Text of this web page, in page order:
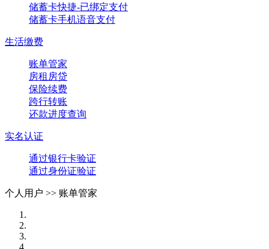
储蓄卡快捷-已绑定支付
储蓄卡手机语音支付
生活缴费
账单管家
房租房贷
保险续费
跨行转账
还款进度查询
实名认证
通过银行卡验证
通过身份证验证
个人用户 >> 账单管家